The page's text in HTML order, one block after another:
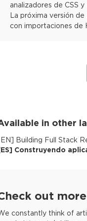
analizadores de CSS
La próxima versión
con importaciones de
in other
EN] Building Full Stack
ES] Construyendo
out
constantly think of